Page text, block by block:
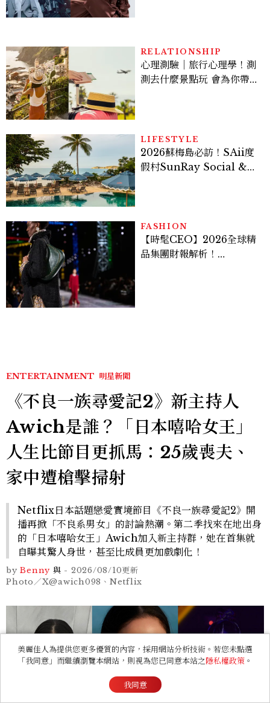
RELATIONSHIP
心理測驗｜旅行心理學！測
測去什麼景點玩 會為你帶來
LIFESTYLE
2026蘇梅島必訪！SAii度
假村SunRay Social &
FASHION
【時髦CEO】2026全球精
品集團財報解析！
ENTERTAINMENT 明星新聞
《不良一族尋愛記2》新主持人
Awich是誰？「日本嘻哈女王」
人生比節目更抓馬：25歲喪夫、
家中遭槍擊掃射
Netflix日本話題戀愛實境節目《不良一族尋愛記2》開
播再掀「不良系男女」的討論熱潮。第二季找來在地出身
的「日本嘻哈女王」Awich加入新主持群，她在首集就
自曝其驚人身世，甚至比成員更加戲劇化！
by Benny 與 - 2026/08/10更新
Photo／X@awich098、Netflix
美麗佳人為提供您更多優質的內容，採用網站分析技術。若您未點選
「我同意」而繼續瀏覽本網站，則視為您已同意本站之隱私權政策 。
我同意